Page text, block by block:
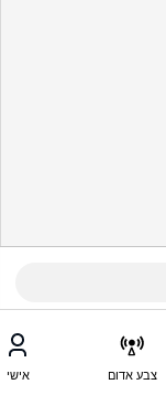
צבע אדום אישי